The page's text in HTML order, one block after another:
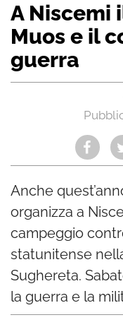
A Niscemi
Muos e il
guerra
Anche
organizza a
campeggio
statunitense
Sughereta.
la guerra e la